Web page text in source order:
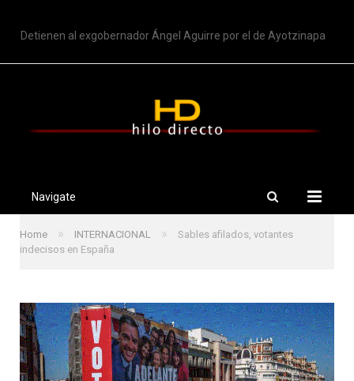
Detienen al exgobernador Ángel Aguirre por el de Ayotzinapa
Navigate
Home » INTERNACIONAL »
Sables afilados, votantes
indecisos en España